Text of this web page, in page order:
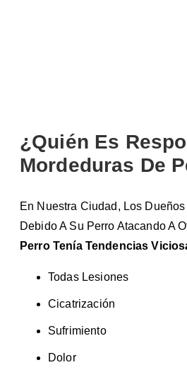
¿Quién Es
Mordeduras De
En Nuestra Ciudad, Los
Debido A Su Perro Atacando A
Perro Tenía Tendencias
Todas Lesiones
Cicatrización
Sufrimiento
Dolor